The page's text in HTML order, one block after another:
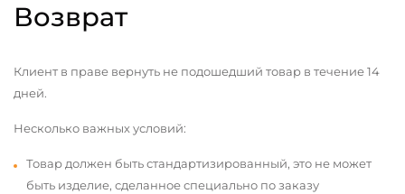
Возврат
Клиент в праве вернуть не подошедший товар в течение 14
дней.
Несколько важных условий:
Товар должен быть стандартизированный, это не может
быть изделие, сделанное специально по заказу